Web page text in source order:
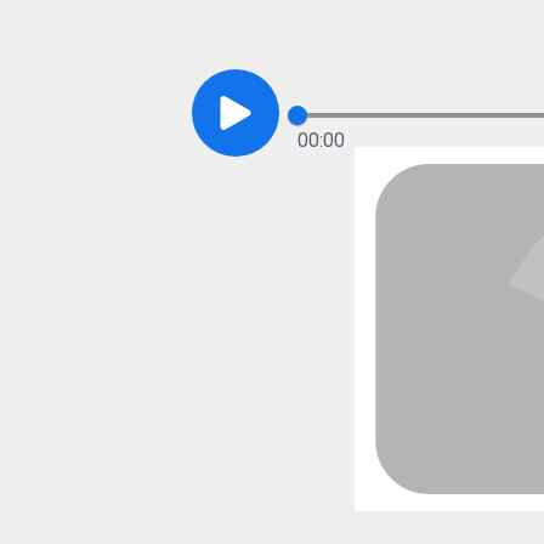
00:00